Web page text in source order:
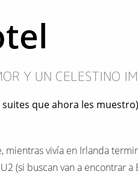
Y UN CELESTINO
que ahora les
mientras vivía en Irlanda
(si buscan van a encontrar a